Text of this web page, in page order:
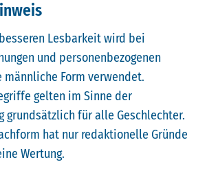
Lesbarkeit wird bei
und personenbezogenen
Form verwendet.
gelten im Sinne der
grundsätzlich für alle Geschlechter.
hat nur redaktionelle Gründe
Wertung.